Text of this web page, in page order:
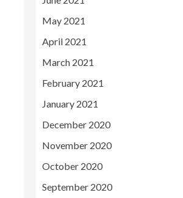
May 2021
April 2021
March 2021
February 2021
January 2021
December 2020
November 2020
October 2020
September 2020